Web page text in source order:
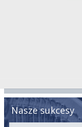
Nasze sukcesy